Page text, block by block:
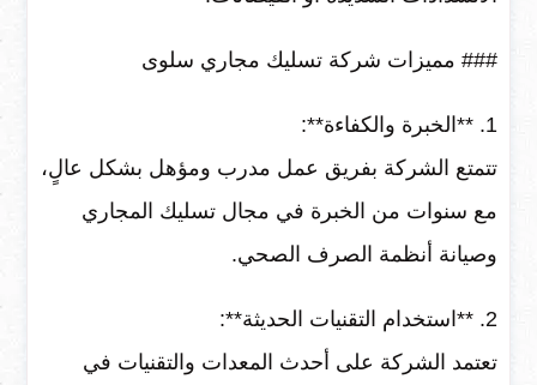
### مميزات شركة تسليك مجاري سلوى
1. **الخبرة والكفاءة**:
تتمتع الشركة بفريق عمل مدرب ومؤهل بشكل عالٍ،
مع سنوات من الخبرة في مجال تسليك المجاري
وصيانة أنظمة الصرف الصحي.
2. **استخدام التقنيات الحديثة**:
تعتمد الشركة على أحدث المعدات والتقنيات في